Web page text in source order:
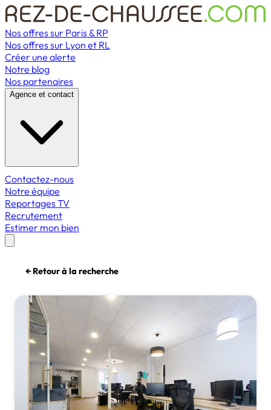
Nos offres sur Paris & RP
Nos offres sur Lyon et RL
Créer une alerte
Notre blog
Nos partenaires
Agence et contact
Contactez-nous
Notre équipe
Reportages TV
Recrutement
Estimer mon bien
← Retour à la recherche